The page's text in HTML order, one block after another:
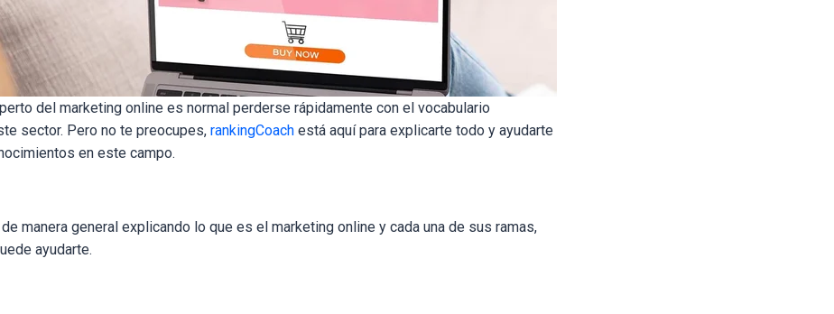
del marketing online es normal perderse rápidamente con el vocabulario
sector. Pero no te preocupes, rankingCoach está aquí para explicarte todo y ayudarte
en este campo.
manera general explicando lo que es el marketing online y cada una de sus ramas,
ayudarte.